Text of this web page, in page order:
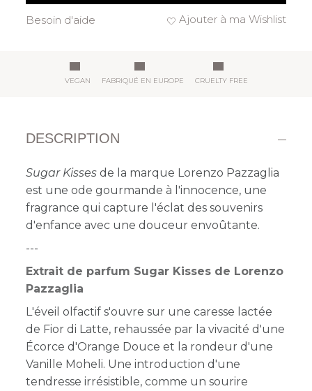
Ajouter à ma Wishlist
Besoin d'aide
VEGAN FABRIQUÉ EN EUROPE CRUELTY FREE
DESCRIPTION
Sugar Kisses de la marque Lorenzo Pazzaglia
est une ode gourmande à l'innocence, une
fragrance qui capture l'éclat des souvenirs
d'enfance avec une douceur envoûtante.
---
Extrait de parfum Sugar Kisses de Lorenzo
Pazzaglia
L'éveil olfactif s'ouvre sur une caresse lactée
de Fior di Latte, rehaussée par la vivacité d'une
Écorce d'Orange Douce et la rondeur d'une
Vanille Moheli. Une introduction d'une
tendresse irrésistible, comme un sourire